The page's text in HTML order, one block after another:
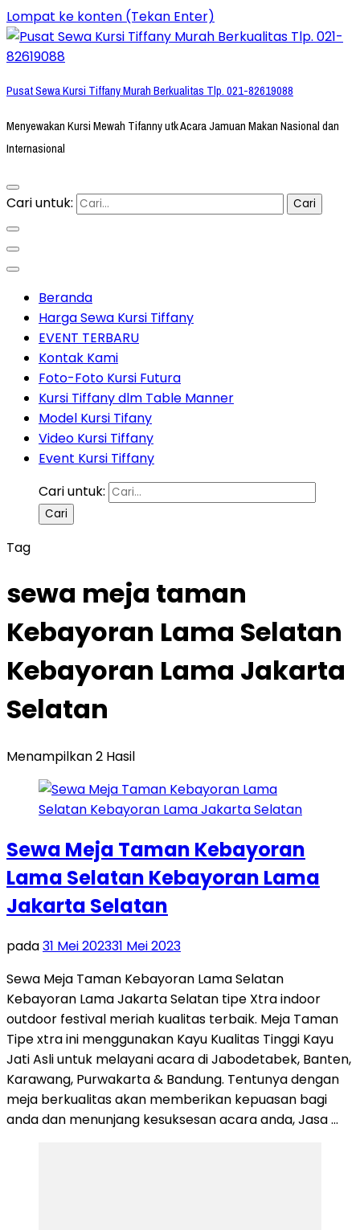
Lompat ke konten (Tekan Enter)
Pusat Sewa Kursi Tiffany Murah Berkualitas Tlp. 021-82619088
Menyewakan Kursi Mewah Tifanny utk Acara Jamuan Makan Nasional dan
Internasional
Cari untuk:
Beranda
Harga Sewa Kursi Tiffany
EVENT TERBARU
Kontak Kami
Foto-Foto Kursi Futura
Kursi Tiffany dlm Table Manner
Model Kursi Tifany
Video Kursi Tiffany
Event Kursi Tiffany
Cari untuk:
Tag
sewa meja taman
Kebayoran Lama Selatan
Kebayoran Lama Jakarta
Selatan
Menampilkan 2 Hasil
Sewa Meja Taman Kebayoran
Lama Selatan Kebayoran Lama
Jakarta Selatan
pada31 Mei 202331 Mei 2023
Sewa Meja Taman Kebayoran Lama Selatan
Kebayoran Lama Jakarta Selatan tipe Xtra indoor
outdoor festival meriah kualitas terbaik. Meja Taman
Tipe xtra ini menggunakan Kayu Kualitas Tinggi Kayu
Jati Asli untuk melayani acara di Jabodetabek, Banten,
Karawang, Purwakarta & Bandung. Tentunya dengan
meja berkualitas akan memberikan kepuasan bagi
anda dan menunjang kesuksesan acara anda, Jasa …